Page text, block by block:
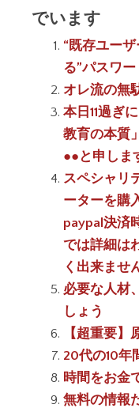
でいます
“既存ユー
る”パスワー
オレ流の無
本日11過ぎ
教育の本質
●●と申しま
スペシャリ
ーターを購
paypal決済
では詳細は
く出来ませ
必要な人材
しょう
【超重要】
20代の10年
時間をお金
無料の情報